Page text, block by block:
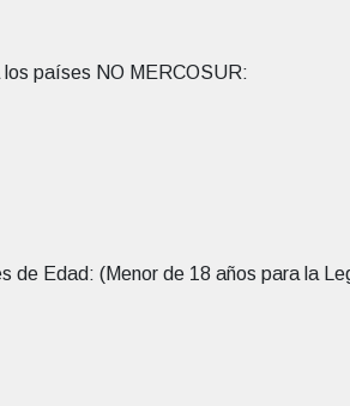
países NO MERCOSUR:
Edad: (Menor de 18 años para la